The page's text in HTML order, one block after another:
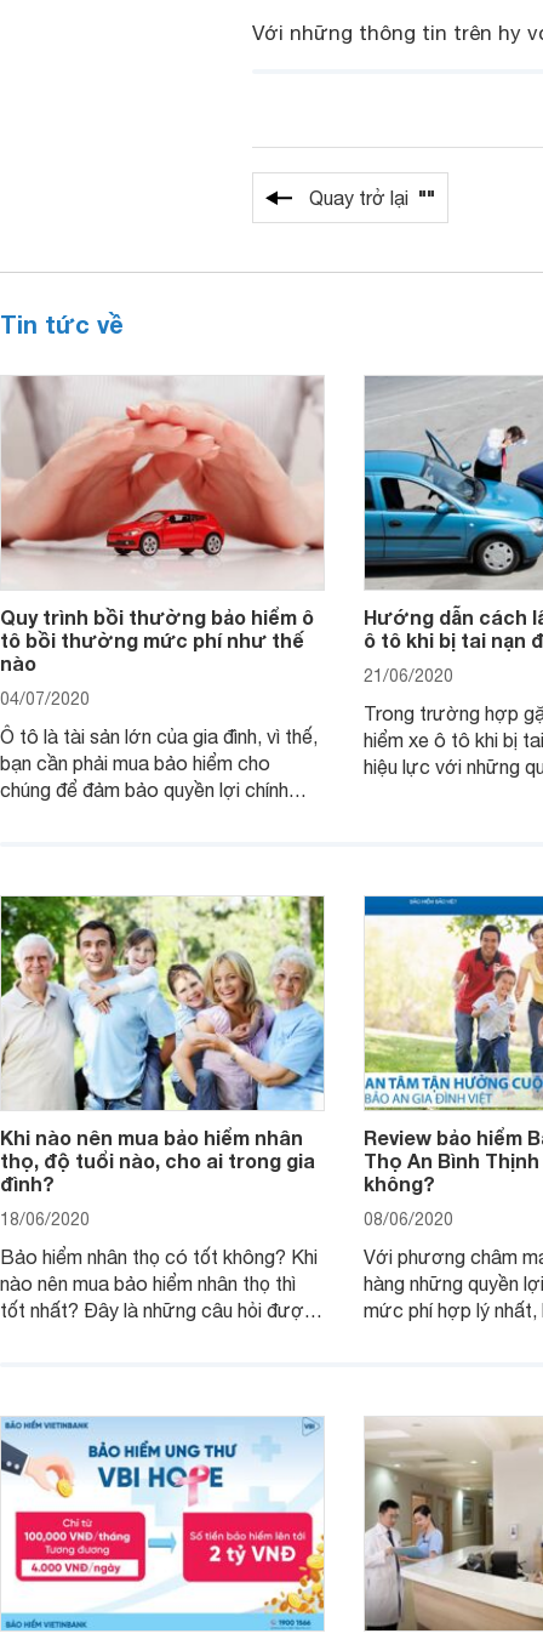
Với những thông tin trên hy
Quay trở lại ""
Tin tức về
Quy trình bồi thường bảo hiểm ô
tô bồi thường mức phí như thế
nào
04/07/2020
Ô tô là tài sản lớn của gia đình, vì thế,
bạn cần phải mua bảo hiểm cho
chúng để đảm bảo quyền lợi chính
hiểm ô tô ra sao?
Hướng dẫn cách
ô tô khi bị tai nạn
21/06/2020
Trong trường hợp
hiểm xe ô tô khi bị
hiệu lực với những
ích tối ưu.
Khi nào nên mua bảo hiểm nhân
thọ, độ tuổi nào, cho ai trong gia
đình?
18/06/2020
Bảo hiểm nhân thọ có tốt không? Khi
nào nên mua bảo hiểm nhân thọ thì
tốt nhất? Đây là những câu hỏi được
trả lời chính xác nhất, bạn hãy tham
khảo bài viết này.
Review bảo hiểm
Thọ An Bình
không?
08/06/2020
Với phương châm
hàng những quyền
mức phí hợp lý
sự quan tâm và lựa